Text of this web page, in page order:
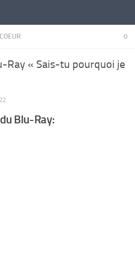
0
Ray « Sais-tu pourquoi je
Blu-Ray: